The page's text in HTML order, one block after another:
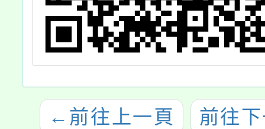
← 前往上一頁 前往